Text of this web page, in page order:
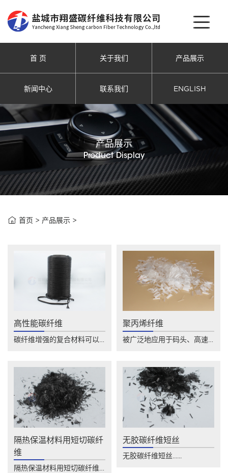
首 页 关于我们 产品展示
新闻中心 联系我们 ENGLISH
产品展示
Product Display
 首页 > 产品展示 >
高性能碳纤维 聚丙烯纤维
被广泛地应用于码头、高速公路、桥梁、水库......
隔热保温材料用短切碳纤
维
隔热保温材料用短切碳纤维具有轻质、高强、......
无胶碳纤维短丝
无胶碳纤维短丝......